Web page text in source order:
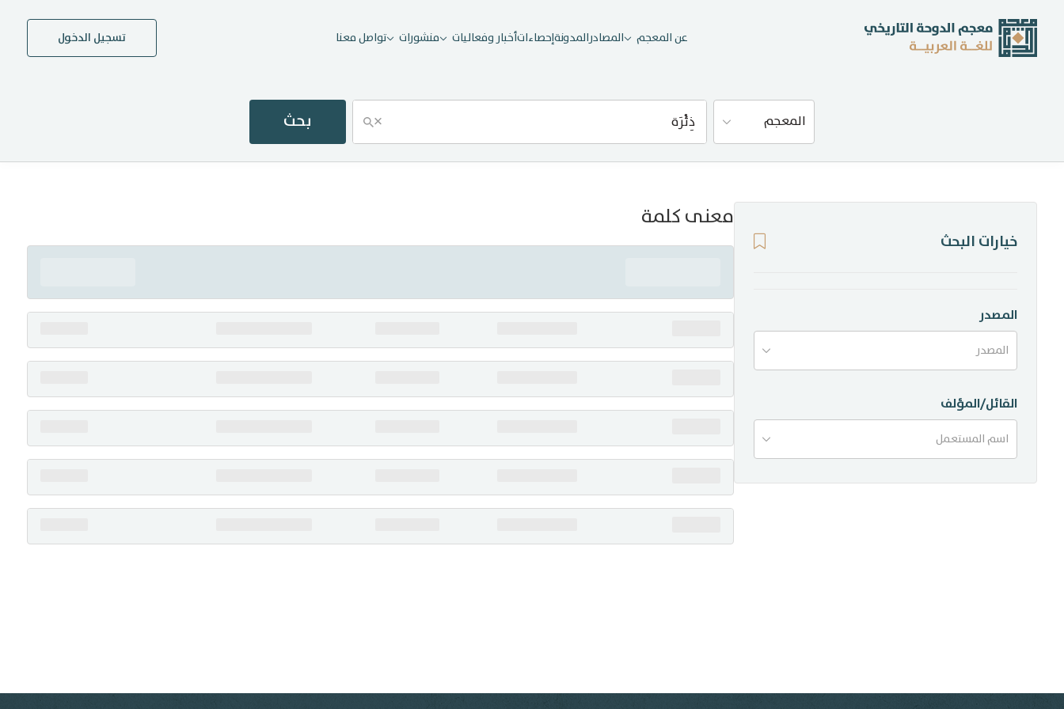
عن المعجم المصادرالمدونةإحصاءاتأخبار وفعاليات منشورات تواصل معنا تسجيل الدخول
المعجم × بحث
إحصاءات
منشورات
تواصل معنا
معنى كلمة
خيارات البحث
المصدر
المصدر
القائل/المؤلف
اسم المستعمل